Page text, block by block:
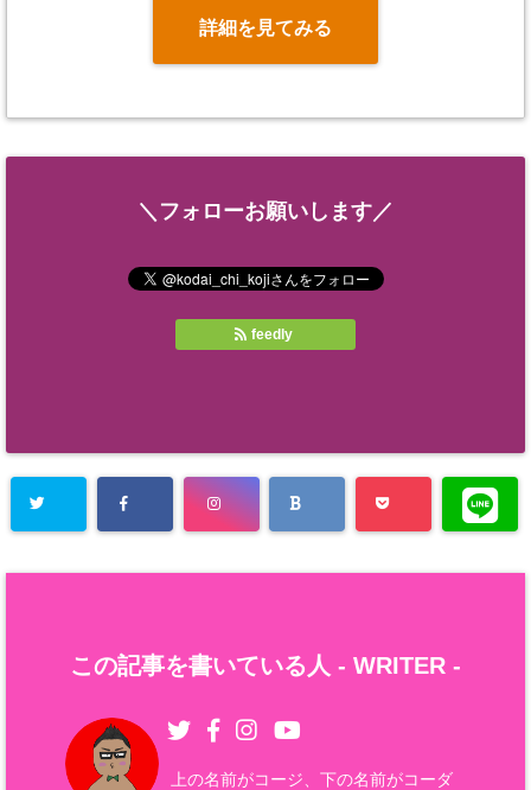
詳細を見てみる
＼フォローお願いします／
feedly
この記事を書いている人 - WRITER -
上の名前がコージ、下の名前がコーダ